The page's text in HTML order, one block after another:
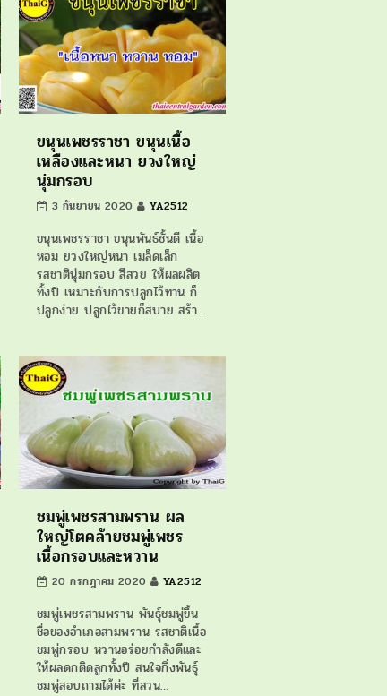
ขนุนเพชรราชา ขนุนเนื้อ
เหลืองและหนา ยวงใหญ่
นุ่มกรอบ
3 กันยายน 2020 YA2512
ขนุนเพชรราชา ขนุนพันธ์ชั้นดี เนื้อ
หอม ยวงใหญ่หนา เมล็ดเล็ก
รสชาตินุ่มกรอบ สีสวย ให้ผลผลิต
ทั้งปี เหมาะกับการปลูกไว้ทาน ก็
ปลูกง่าย ปลูกไว้ขายก็สบาย สร้า…
ชมพู่เพชรสามพราน ผล
ใหญ่โตคล้ายชมพู่เพชร
เนื้อกรอบและหวาน
20 กรกฎาคม 2020 YA2512
ชมพู่เพชรสามพราน พันธุ์ชมพู่ขึ้น
ชื่อของอำเภอสามพราน รสชาติเนื้อ
ชมพู่กรอบ หวานอร่อยกำลังดีและ
ให้ผลดกติดลูกทั้งปี สนใจกิ่งพันธุ์
ชมพู่สอบถามได้ค่ะ ที่สวน…